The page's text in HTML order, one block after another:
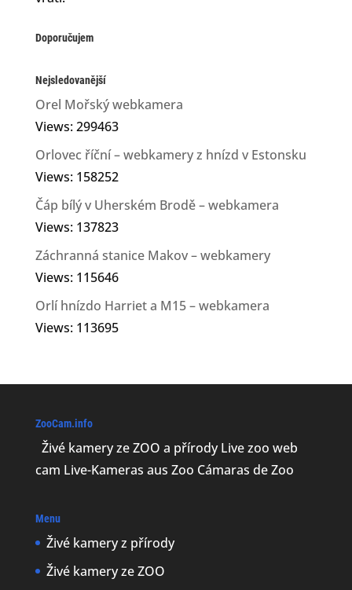
Doporučujem
Nejsledovanější
Orel Mořský webkamera
Views: 299463
Orlovec říční – webkamery z hnízd v Estonsku
Views: 158252
Čáp bílý v Uherském Brodě – webkamera
Views: 137823
Záchranná stanice Makov – webkamery
Views: 115646
Orlí hnízdo Harriet a M15 – webkamera
Views: 113695
ZooCam.info
Živé kamery ze ZOO a přírody Live zoo web
cam Live-Kameras aus Zoo Cámaras de Zoo
Menu
Živé kamery z přírody
Živé kamery ze ZOO